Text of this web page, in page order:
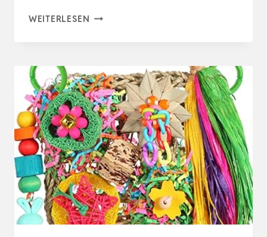
WEITERLESEN GOODEVAS
1
MONTESSORI
KLETTERGERÜST
INDOOR
AUS
HOLZ
MIT
RUTSCHE
–